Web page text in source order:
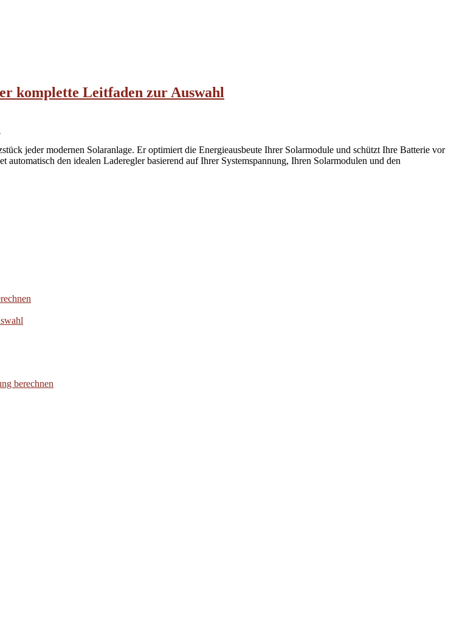
komplette Leitfaden zur Auswahl
jeder modernen Solaranlage. Er optimiert die Energieausbeute Ihrer Solarmodule und schützt Ihre Batterie vor
den idealen Laderegler basierend auf Ihrer Systemspannung, Ihren Solarmodulen und den
berechnen